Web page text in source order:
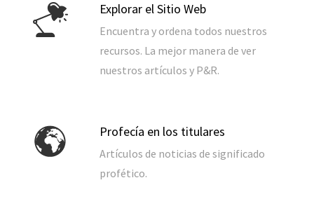
Explorar el Sitio Web
Encuentra y ordena todos nuestros
recursos. La mejor manera de ver
nuestros artículos y P&R.
Profecía en los titulares
Artículos de noticias de significado
profético.